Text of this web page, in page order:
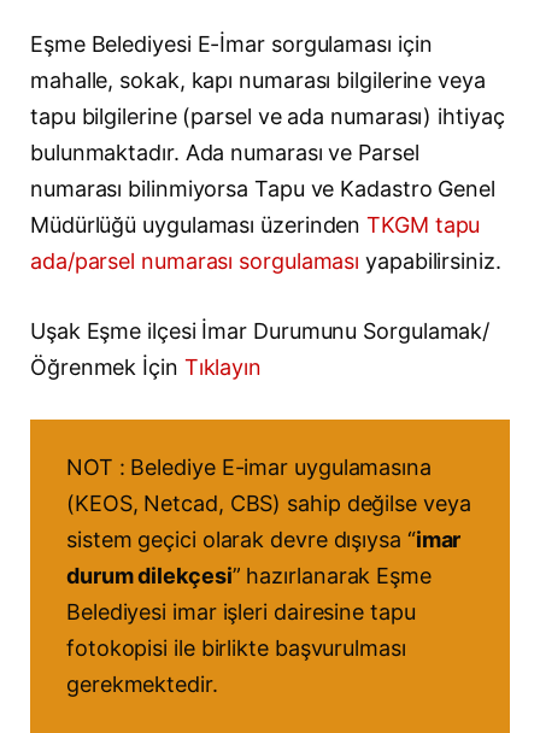
Eşme Belediyesi E-İmar sorgulaması için
mahalle, sokak, kapı numarası bilgilerine veya
tapu bilgilerine (parsel ve ada numarası) ihtiyaç
bulunmaktadır. Ada numarası ve Parsel
numarası bilinmiyorsa Tapu ve Kadastro Genel
Müdürlüğü uygulaması üzerindenTKGM tapu
ada/parsel numarası sorgulaması yapabilirsiniz.
Uşak Eşme ilçesi İmar Durumunu Sorgulamak/
Öğrenmek İçin Tıklayın
NOT : Belediye E-imar uygulamasına
(KEOS, Netcad, CBS) sahip değilse veya
sistem geçici olarak devre dışıysa “imar
durum dilekçesi” hazırlanarak Eşme
Belediyesi imar işleri dairesine tapu
fotokopisi ile birlikte başvurulması
gerekmektedir.